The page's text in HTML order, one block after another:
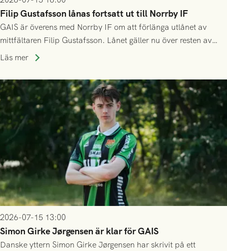
Filip Gustafsson lånas fortsatt ut till Norrby IF
GAIS är överens med Norrby IF om att förlänga utlånet av
mittfältaren Filip Gustafsson. Lånet gäller nu över resten av
säsongen 2026.
Läs mer
2026-07-15 13:00
Simon Girke Jørgensen är klar för GAIS
Danske yttern Simon Girke Jørgensen har skrivit på ett